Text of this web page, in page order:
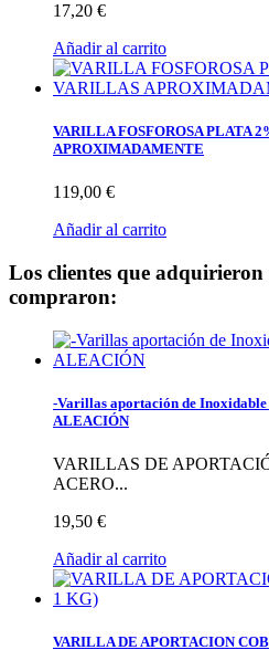
17,20 €
Añadir al carrito
VARILLA FOSFOROSA PLATA
APROXIMADAMENTE
119,00 €
Añadir al carrito
Los clientes que
compraron:
-Varillas aportación de
ALEACIÓN
VARILLAS DE
ACERO...
19,50 €
Añadir al carrito
VARILLA DE APORTACION